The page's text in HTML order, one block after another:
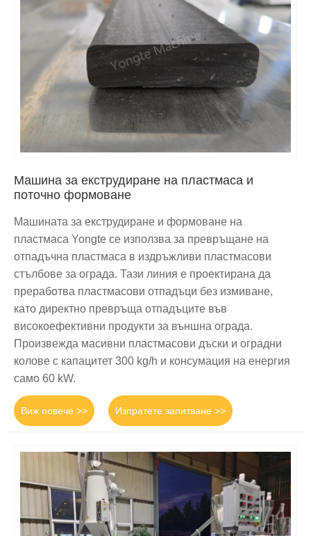
Машина за екструдиране на пластмаса и
поточно формоване
Машината за екструдиране и формоване на
пластмаса Yongte се използва за превръщане на
отпадъчна пластмаса в издръжливи пластмасови
стълбове за ограда. Тази линия е проектирана да
преработва пластмасови отпадъци без измиване,
като директно превръща отпадъците във
високоефективни продукти за външна ограда.
Произвежда масивни пластмасови дъски и оградни
колове с капацитет 300 kg/h и консумация на енергия
само 60 kW.
Виж повече >> Изпратете запитване >>